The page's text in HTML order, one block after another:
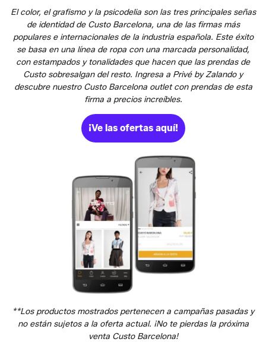
El color, el grafismo y la psicodelia son las tres principales señas
de identidad de Custo Barcelona, una de las firmas más
populares e internacionales de la industria española. Este éxito
se basa en una línea de ropa con una marcada personalidad,
con estampados y tonalidades que hacen que las prendas de
Custo sobresalgan del resto. Ingresa a Privé by Zalando y
descubre nuestro Custo Barcelona outlet con prendas de esta
firma a precios increíbles.
¡Ve las ofertas aquí!
**Los productos mostrados pertenecen a campañas pasadas y
no están sujetos a la oferta actual. ¡No te pierdas la próxima
venta Custo Barcelona!